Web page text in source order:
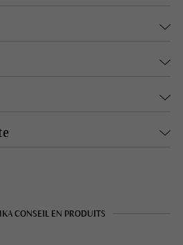
CONSEIL EN PRODUITS